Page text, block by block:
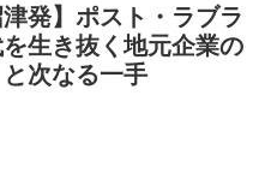
津発】ポスト・ラブラ
生き抜く地元企業の
と次なる一手